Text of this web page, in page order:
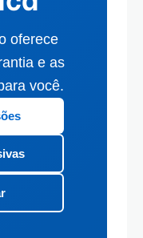
oferece
e as
você.